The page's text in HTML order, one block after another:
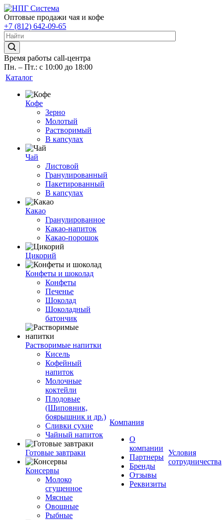
Оптовые продажи чая и кофе
+7 (812) 642-09-65
Время работы call-центра
Пн. – Пт.: с 10:00 до 18:00
Каталог
Кофе
Зерно
Молотый
Растворимый
В капсулах
Чай
Листовой
Гранулированный
Пакетированный
В капсулах
Какао
Гранулированное
Какао-напиток
Какао-порошок
Цикорий
Конфеты и шоколад
Конфеты
Печенье
Шоколад
Шоколадный
батончик
Растворимые напитки
Кисель
Кофейный
напиток
Молочные
коктейли
Плодовые
(Шиповник,
боярышник и др.)
Сливки сухие
Чайный напиток
Готовые завтраки
Консервы
Молоко
сгущенное
Мясные
Овощные
Рыбные
Компания
О
компании
Партнеры
Бренды
Отзывы
Реквизиты
Условия
сотрудничества